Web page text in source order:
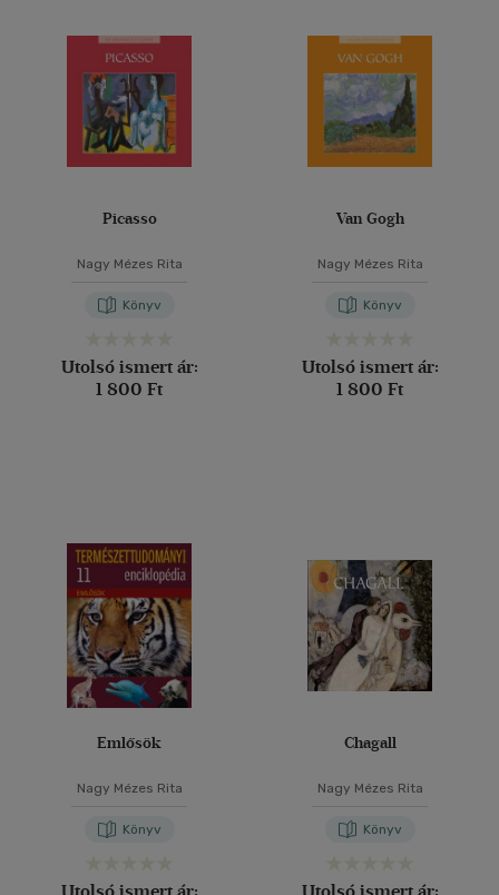
Picasso
Nagy Mézes Rita
Könyv
Utolsó ismert ár:
1 800 Ft
Van Gogh
Nagy Mézes Rita
Könyv
Utolsó ismert ár:
1 800 Ft
Emlősök
Nagy Mézes Rita
Könyv
Chagall
Nagy Mézes Rita
Könyv